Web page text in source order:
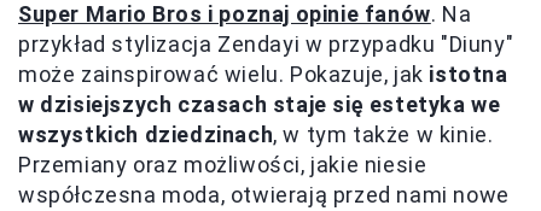
Super Mario Bros i poznaj opinie fanów. Na
przykład stylizacja Zendayi w przypadku "Diuny"
może zainspirować wielu. Pokazuje, jak istotna
w dzisiejszych czasach staje się estetyka we
wszystkich dziedzinach, w tym także w kinie.
Przemiany oraz możliwości, jakie niesie
współczesna moda, otwierają przed nami nowe